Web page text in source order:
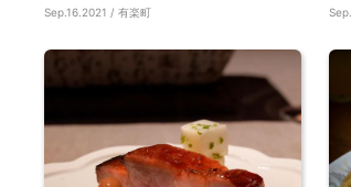
Sep.16.2021 / 有楽町